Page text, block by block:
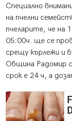
Специално
на пчелни
пчеларите, че на
05:00ч. ще се
срещу кърлежи и
Община Радомир
срок е 24 ч, а